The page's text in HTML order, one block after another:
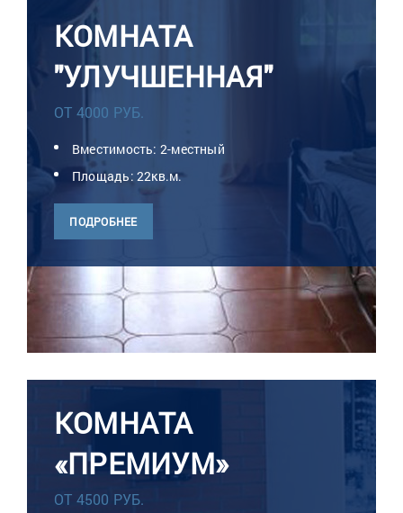
КОМНАТА
"УЛУЧШЕННАЯ"
ОТ 4000 РУБ.
Вместимость: 2-местный
Площадь: 22кв.м.
ПОДРОБНЕЕ
КОМНАТА
«ПРЕМИУМ»
ОТ 4500 РУБ.